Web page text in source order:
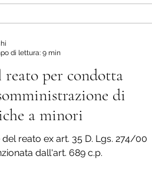
reato per condotta
di
a minori
reato ex art. 35 D. Lgs. 274/00
dall'art. 689 c.p.
di lettura: 9 min